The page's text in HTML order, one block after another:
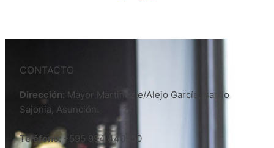
CONTACTO
Dirección: Mayor Martinez e/Alejo García, Barrio
Sajonia, Asunción.
Teléfono:+595 994 440950